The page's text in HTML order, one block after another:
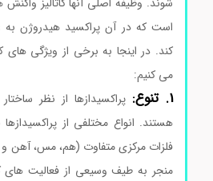
است که در آن پراکسید هیدروژن به
کند. در اینجا به برخی از ویژگی های
می کنیم:خرید آنزیم پراکسیداز
پراکسیدازها از نظر ساختار و
هستند. انواع مختلفی از پراکسیدازها
فلزات مرکزی متفاوت (هم، مس، آهن و …)
منجر به طیف وسیعی از فعالیت های